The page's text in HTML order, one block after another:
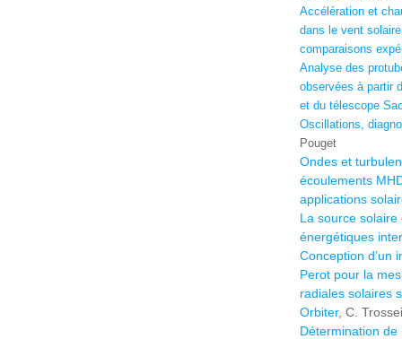
Accélération et
dans le vent
comparaisons
Analyse des
observées à partir
et du télescope
Oscillations,
Pouget
Ondes et
écoulements
applications
La source solaire
énergétiques
Conception d’un
Perot pour la
radiales solaires
Orbiter, C.
Détermination de